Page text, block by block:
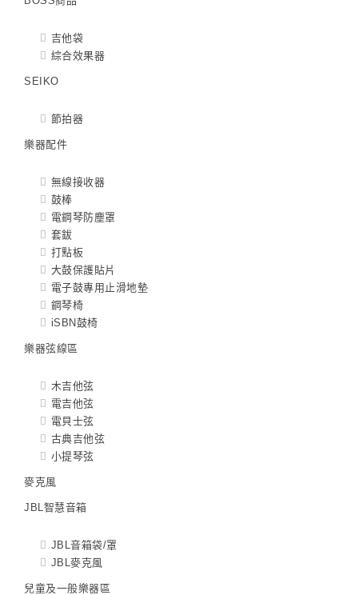
吉他袋
綜合效果器
SEIKO
節拍器
樂器配件
無線接收器
鼓棒
電鋼琴防塵罩
套鈸
打點板
大鼓保護貼片
電子鼓專用止滑地墊
鋼琴椅
iSBN鼓椅
樂器弦線區
木吉他弦
電吉他弦
電貝士弦
古典吉他弦
小提琴弦
麥克風
JBL智慧音箱
JBL音箱袋/罩
JBL麥克風
兒童及一般樂器區